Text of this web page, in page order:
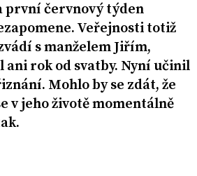
první červnový týden
Veřejnosti totiž
s manželem Jiřím,
ani rok od svatby. Nyní učinil
Mohlo by se zdát, že
v jeho životě momentálně